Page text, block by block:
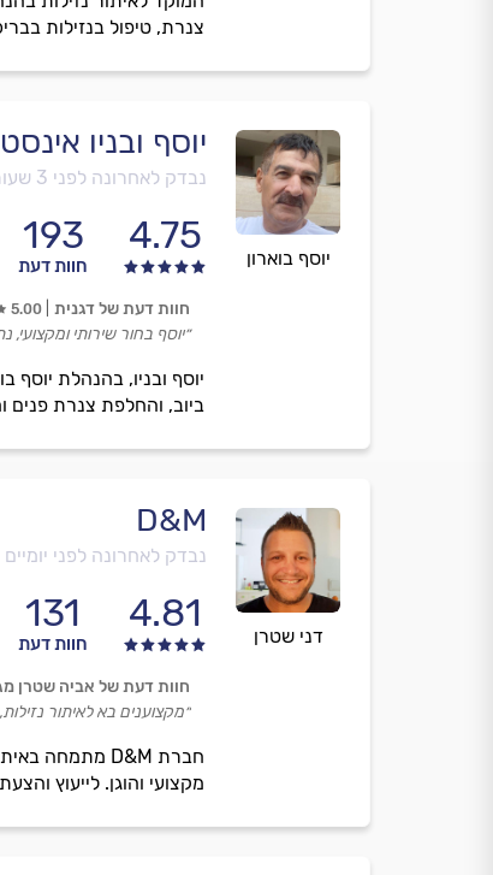
צנרת, טיפול בנזילות
יוסף בוארון
יוסף ובניו
נבדק לאחרונה לפני 3 שעות
4.75
193
חוות דעת
ביוב, והחלפת צנרת פנים
חוות דעת של דגנית 5.00
״יוסף בחור שירותי ומקצועי,
דני שטרן
D&M
נבדק לאחרונה לפני יומיים
4.81
131
חוות דעת
מקצועי והוגן. לייעוץ
חוות דעת של אביה שטרן
״מקצוענים בא לאיתור